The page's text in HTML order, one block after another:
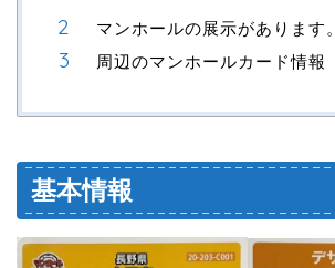
マンホールの展示があります。
周辺のマンホールカード情報
基本情報